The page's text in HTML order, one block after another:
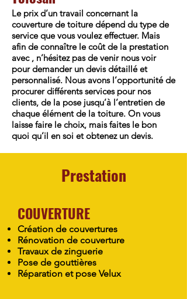
Le prix d’un travail concernant la
couverture de toiture dépend du type de
service que vous voulez effectuer. Mais
afin de connaître le coût de la prestation
avec , n’hésitez pas de venir nous voir
pour demander un devis détaillé et
personnalisé. Nous avons l’opportunité de
procurer différents services pour nos
clients, de la pose jusqu’à l’entretien de
chaque élément de la toiture. On vous
laisse faire le choix, mais faites le bon
quoi qu’il en soi et obtenez un devis.
Prestation
COUVERTURE
Création de couvertures
Rénovation de couverture
Travaux de zinguerie
Pose de gouttières
Réparation et pose Velux